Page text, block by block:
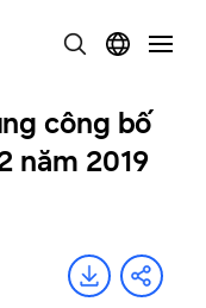
công bố
năm 2019